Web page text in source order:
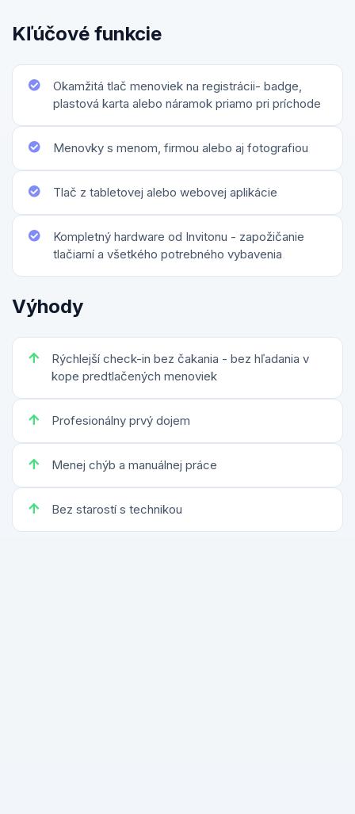
Kľúčové funkcie
Okamžitá tlač menoviek na registrácii- badge,
plastová karta alebo náramok priamo pri príchode
Menovky s menom, firmou alebo aj fotografiou
Tlač z tabletovej alebo webovej aplikácie
Kompletný hardware od Invitonu - zapožičanie
tlačiarní a všetkého potrebného vybavenia
Výhody
Rýchlejší check-in bez čakania - bez hľadania v
kope predtlačených menoviek
Profesionálny prvý dojem
Menej chýb a manuálnej práce
Bez starostí s technikou